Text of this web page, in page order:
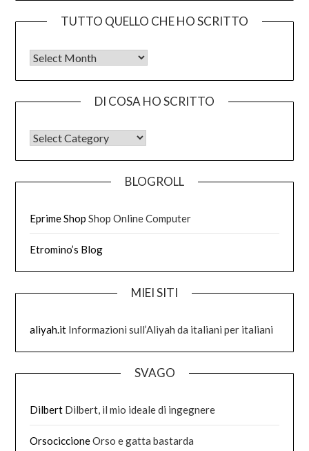
TUTTO QUELLO CHE HO SCRITTO
Tutto quello che ho scritto
DI COSA HO SCRITTO
DI COSA HO SCRITTO
BLOGROLL
Eprime Shop Shop Online Computer
Etromino’s Blog
MIEI SITI
aliyah.it Informazioni sull’Aliyah da italiani per italiani
SVAGO
Dilbert Dilbert, il mio ideale di ingegnere
OrsociccioneOrso e gatta bastarda